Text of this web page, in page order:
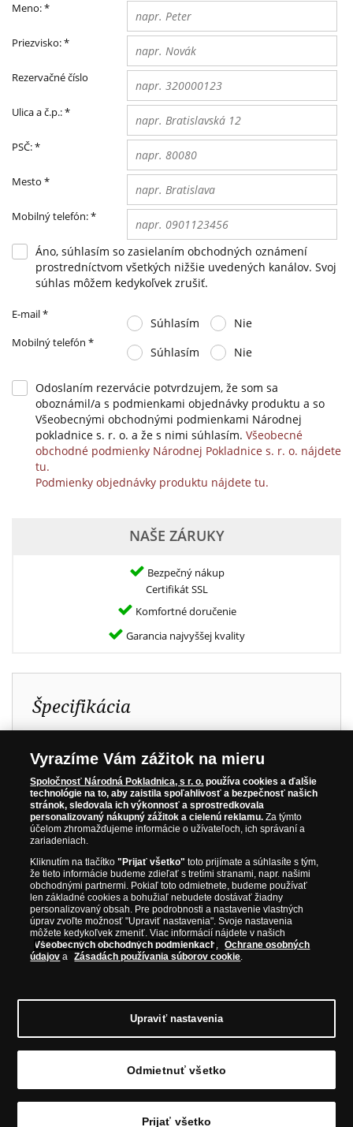
Meno:*
Priezvisko:*
Rezervačné číslo
Ulica a č.p.:*
PSČ:*
Mesto *
Mobilný telefón:*
Áno, súhlasím so zasielaním obchodných oznámení
prostredníctvom všetkých nižšie uvedených kanálov. Svoj
súhlas môžem kedykoľvek zrušiť.
E-mail*
Súhlasím Nie
Mobilný telefón *
Súhlasím Nie
Odoslaním rezervácie potvrdzujem, že som sa
oboznámil/a s podmienkami objednávky produktu a so
Všeobecnými obchodnými podmienkami Národnej
pokladnice s. r. o. a že s nimi súhlasím. Všeobecné
obchodné podmienky Národnej Pokladnice s. r. o. nájdete
tu.
Podmienky objednávky produktu nájdete tu.
NAŠE ZÁRUKY
Bezpečný nákup
Certifikát SSL
Komfortné doručenie
Garancia najvyššej kvality
Špecifikácia
Kov:
Rýdze striebro 999/1000
Špecialita:
Razené 1. júla 2026
Priemer:
38,61 mm
Hmotnosť:
31,1 g (1oz)
Kvalita:
Najvyššia mincová kvalita
Nominálna hodnota:
1 Crown
Krajina pôvodu:
Gibraltar
Rok emisie:
2026
Limitácia:
325 ks
E-mail: info@narodnapokladnica.sk, www.narodnapokladnica.sk; IČO: 45 480 206, DIČ:
Upraviť nastavenie súborov cookie môžetekliknutím na tento odkaz.
Vyrazíme Vám zážitok na mieru
Spoločnosť Národná Pokladnica, s r. o. používa cookies a ďalšie
technológie na to, aby zaistila spoľahlivosť a bezpečnosť našich
stránok, sledovala ich výkonnosť a sprostredkovala
personalizovaný nákupný zážitok a cielenú reklamu. Za týmto
účelom zhromažďujeme informácie o užívateľoch, ich správaní a
zariadeniach.
Kliknutím na tlačítko"Prijať všetko" toto prijímate a súhlasíte s tým,
že tieto informácie budeme zdieľať s tretími stranami, napr. našimi
obchodnými partnermi. Pokiaľ toto odmietnete, budeme používať
len základné cookies a bohužiaľ nebudete dostávať žiadny
personalizovaný obsah. Pre podrobnosti a nastavenie vlastných
úprav zvoľte možnosť "Upraviť nastavenia". Svoje nastavenia
môžete kedykoľvek zmeniť. Viac informácií nájdete v našich
Všeobecných obchodných podmienkach ,
Ochrane osobných
údajov a Zásadách používania súborov cookie.
Upraviť nastavenia
Odmietnuť všetko
Prijať všetko